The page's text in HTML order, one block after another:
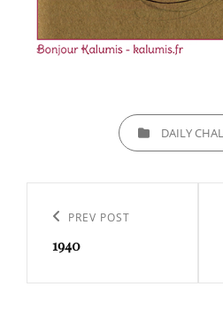
CATEGORIESDAILY
l’article
Previous
Post
PREV POST
1940